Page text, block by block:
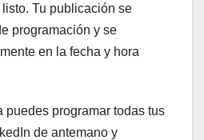
listo. Tu publicación se
programación y se
en la fecha y hora
puedes programar todas tus
de antemano y